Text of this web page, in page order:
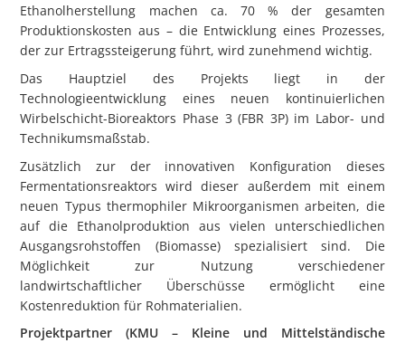
Ethanolherstellung machen ca. 70 % der gesamten
Produktionskosten aus – die Entwicklung eines Prozesses,
der zur Ertragssteigerung führt, wird zunehmend wichtig.
Das Hauptziel des Projekts liegt in der
Technologieentwicklung eines neuen kontinuierlichen
Wirbelschicht-Bioreaktors Phase 3 (FBR 3P) im Labor- und
Technikumsmaßstab.
Zusätzlich zur der innovativen Konfiguration dieses
Fermentationsreaktors wird dieser außerdem mit einem
neuen Typus thermophiler Mikroorganismen arbeiten, die
auf die Ethanolproduktion aus vielen unterschiedlichen
Ausgangsrohstoffen (Biomasse) spezialisiert sind. Die
Möglichkeit zur Nutzung verschiedener
landwirtschaftlicher Überschüsse ermöglicht eine
Kostenreduktion für Rohmaterialien.
Projektpartner (KMU – Kleine und Mittelständische